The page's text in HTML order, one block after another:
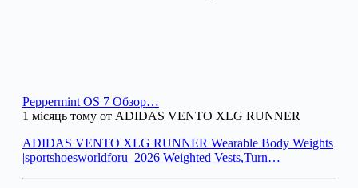
Peppermint OS 7 Обзор…
1 місяць тому от ADIDAS VENTO XLG RUNNER
ADIDAS VENTO XLG RUNNER Wearable Body Weights
|sportshoesworldforu_2026 Weighted Vests,Turn…